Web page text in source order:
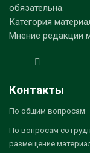
обязательна.
Категория
Мнение редакции
Контакты
По общим вопросам
По вопросам
размещение